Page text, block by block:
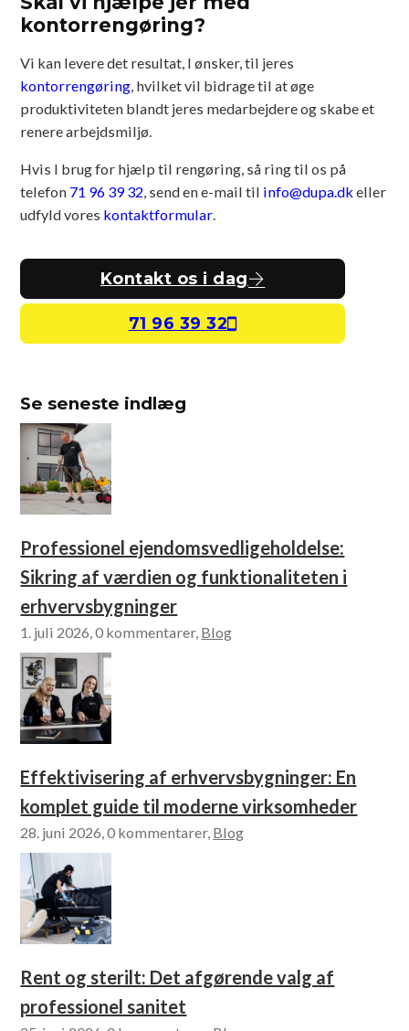
kontorrengøring?
Vi kan levere det resultat, I ønsker, til jeres
kontorrengøring , hvilket vil bidrage til at øge
produktiviteten blandt jeres medarbejdere og skabe et
renere arbejdsmiljø.
Hvis I brug for hjælp til rengøring, så ring til os på
telefon 71 96 39 32, send en e-mail til info@dupa.dkeller
udfyld vores kontaktformular.
Kontakt os i dag
71 96 39 32
Se seneste indlæg
Professionel ejendomsvedligeholdelse:
Sikring af værdien og funktionaliteten i
erhvervsbygninger
1. juli 2026, 0 kommentarer, Blog
Effektivisering af erhvervsbygninger: En
komplet guide til moderne virksomheder
28. juni 2026, 0 kommentarer, Blog
Rent og sterilt: Det afgørende valg af
professionel sanitet